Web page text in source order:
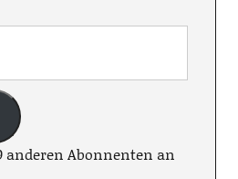
anderen Abonnenten an